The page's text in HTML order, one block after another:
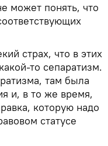
может понять, что
страх, что в этих
то сепаратизм.
там была
и, в то же время,
которую надо
статусе